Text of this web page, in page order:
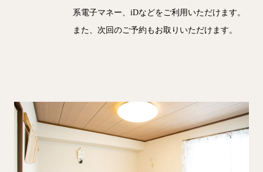
系電子マネー、iDなどをご利用いただけます。
また、次回のご予約もお取りいただけます。